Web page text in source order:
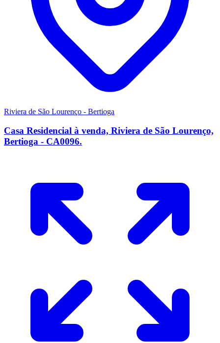
Riviera de São Lourenço - Bertioga
Casa Residencial à venda, Riviera de São Lourenço,
Bertioga - CA0096.